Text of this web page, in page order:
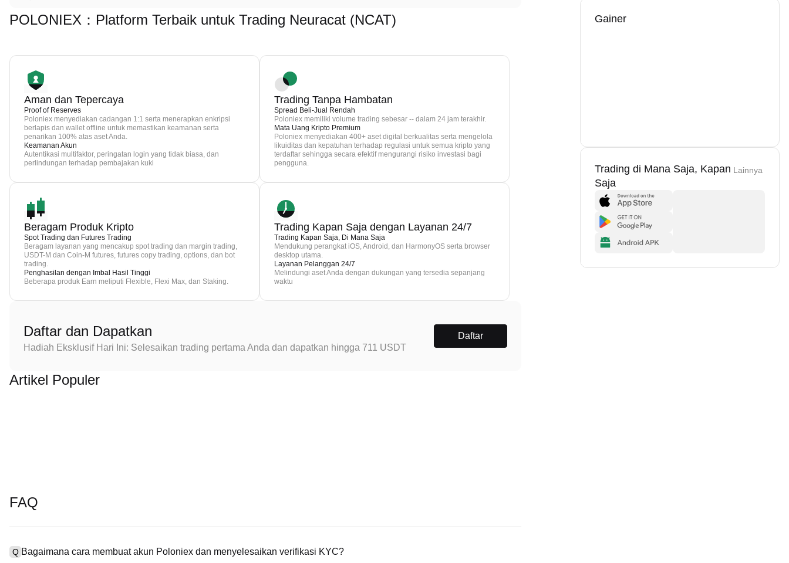
POLONIEX：Platform Terbaik untuk Trading Neuracat (NCAT)
Aman dan Tepercaya
Proof of Reserves
Poloniex menyediakan cadangan 1:1 serta menerapkan enkripsi
berlapis dan wallet offline untuk memastikan keamanan serta
penarikan 100% atas aset Anda.
Keamanan Akun
Autentikasi multifaktor, peringatan login yang tidak biasa, dan
perlindungan terhadap pembajakan kuki
Trading Tanpa Hambatan
Spread Beli-Jual Rendah
Poloniex memiliki volume trading sebesar -- dalam 24 jam terakhir.
Mata Uang Kripto Premium
Poloniex menyediakan 400+ aset digital berkualitas serta mengelola
likuiditas dan kepatuhan terhadap regulasi untuk semua kripto yang
terdaftar sehingga secara efektif mengurangi risiko investasi bagi
pengguna.
Beragam Produk Kripto
Spot Trading dan Futures Trading
Beragam layanan yang mencakup spot trading dan margin trading,
USDT-M dan Coin-M futures, futures copy trading, options, dan bot
trading.
Penghasilan dengan Imbal Hasil Tinggi
Beberapa produk Earn meliputi Flexible, Flexi Max, dan Staking.
Trading Kapan Saja dengan Layanan 24/7
Trading Kapan Saja, Di Mana Saja
Mendukung perangkat iOS, Android, dan HarmonyOS serta browser
desktop utama.
Layanan Pelanggan 24/7
Melindungi aset Anda dengan dukungan yang tersedia sepanjang
waktu
Daftar dan Dapatkan
Hadiah Eksklusif Hari Ini: Selesaikan trading pertama Anda dan dapatkan hingga 711 USDT
Daftar
Artikel Populer
FAQ
Q Bagaimana cara membuat akun Poloniex dan menyelesaikan verifikasi KYC?
Gainer
Trading di Mana Saja, Kapan
Saja
Lainnya